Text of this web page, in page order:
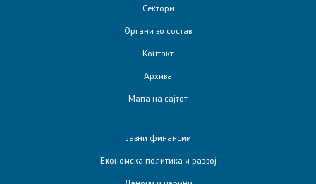
Јавна внатрешна финансиска контрола
Управа за имотно правни работи - закони
Финансиска инспекција во јавниот сектор
Заштита на лични податоци
Субвенциониран станбен кредит
Сектори
Органи во состав
Контакт
Архива
Мапа на сајтот
Јавни финансии
Економска политика и развој